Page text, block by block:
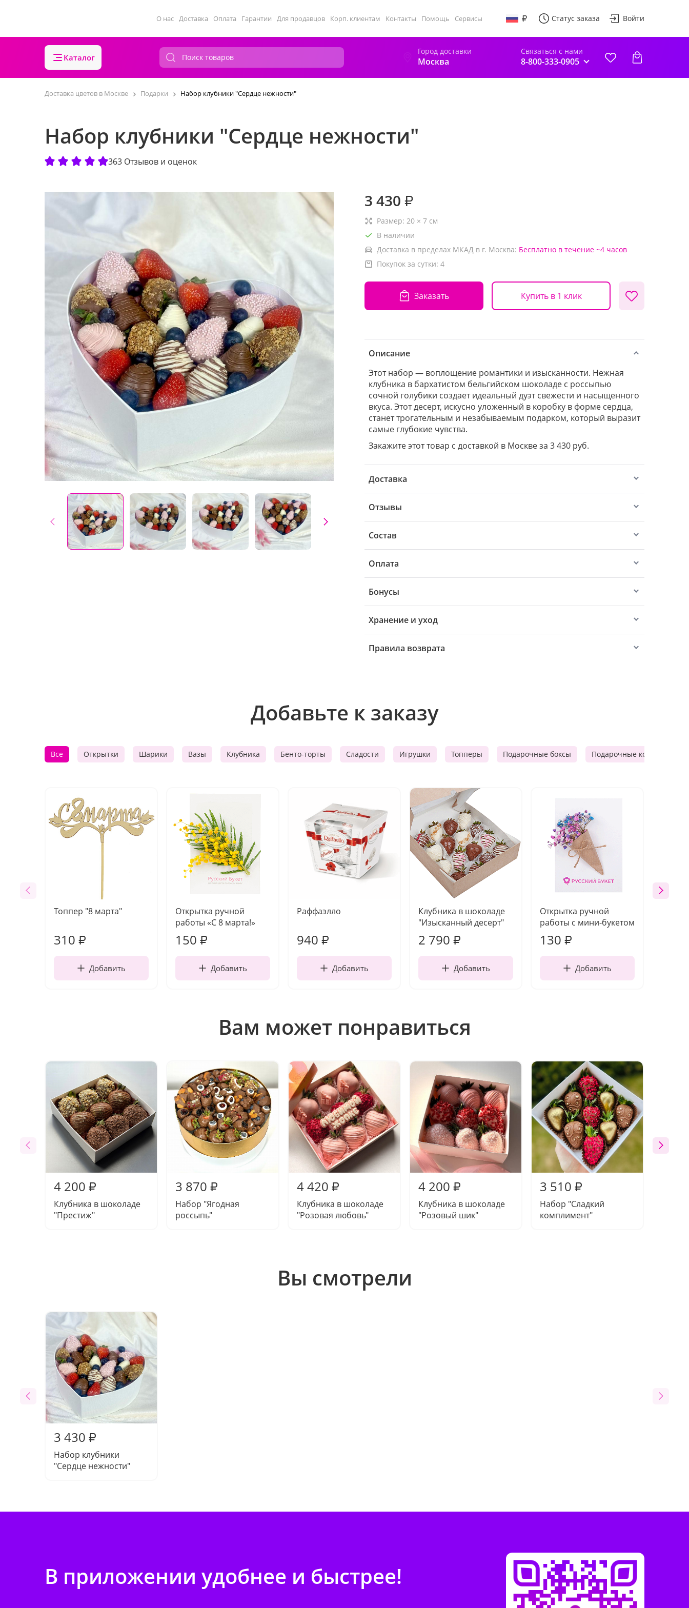
О нас Доставка Оплата Гарантии Для продавцов Корп. клиентам Контакты Помощь Сервисы Статус заказа Войти
Каталог
Город доставки
Москва
Связаться с нами
8-800-333-0905
Доставка цветов в Москве Подарки Набор клубники "Сердце нежности"
Набор клубники "Сердце нежности"
363 Отзывов и оценок
3 430 ₽
Размер: 20 × 7 см
В наличии
Доставка в пределах МКАД в г. Москва: Бесплатно в течение ~4 часов
Покупок за сутки: 4
Заказать Купить в 1 клик
Описание
Этот набор — воплощение романтики и изысканности. Нежная
клубника в бархатистом бельгийском шоколаде с россыпью
сочной голубики создает идеальный дуэт свежести и насыщенного
вкуса. Этот десерт, искусно уложенный в коробку в форме сердца,
станет трогательным и незабываемым подарком, который выразит
самые глубокие чувства.
Закажите этот товар с доставкой в Москве за 3 430 руб.
Доставка
Отзывы
Состав
Оплата
Бонусы
Хранение и уход
Правила возврата
Добавьте к заказу
Все Открытки Шарики Вазы Клубника Бенто-торты Сладости Игрушки Топперы Подарочные боксы Подарочные корзины
Топпер "8 марта"
310 ₽
Добавить
Открытка ручной
работы «С 8 марта!»
150 ₽
Добавить
Раффаэлло
940 ₽
Добавить
Клубника в шоколаде
"Изысканный десерт"
2 790 ₽
Добавить
Открытка ручной
работы с мини-букетом
130 ₽
Добавить
Вам может понравиться
4 200 ₽
Клубника в шоколаде
"Престиж"
3 870 ₽
Набор "Ягодная
россыпь"
4 420 ₽
Клубника в шоколаде
"Розовая любовь"
4 200 ₽
Клубника в шоколаде
"Розовый шик"
3 510 ₽
Набор "Сладкий
комплимент"
Вы смотрели
3 430 ₽
Набор клубники
"Сердце нежности"
В приложении удобнее и быстрее!